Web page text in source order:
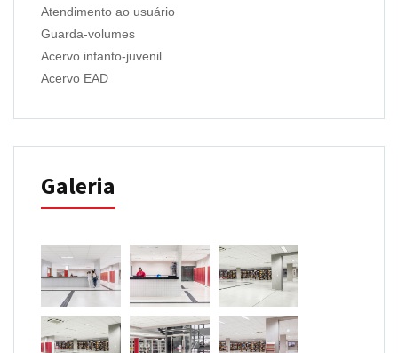
Atendimento ao usuário
Guarda-volumes
Acervo infanto-juvenil
Acervo EAD
Galeria